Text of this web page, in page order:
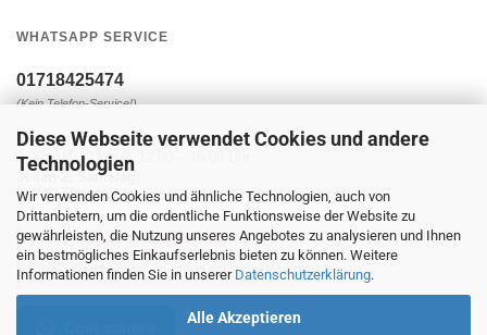
Diese Webseite verwendet Cookies und andere
Technologien
Wir verwenden Cookies und ähnliche Technologien, auch von
Drittanbietern, um die ordentliche Funktionsweise der Website zu
gewährleisten, die Nutzung unseres Angebotes zu analysieren und Ihnen
ein bestmögliches Einkaufserlebnis bieten zu können. Weitere
Informationen finden Sie in unserer Datenschutzerklärung.
Alle Akzeptieren
WHATSAPP SERVICE
01718425474
(Kein Telefon-Service!)
Montag - Freitag:
9:00 – 11:30 Uhr & 12:00 – 15:00 Uhr
Jeden 2. Samstag:
10:00 – 14:00 Uhr
Außer Feiertage und Betriebsferien.
Es werden keine Nachrichten gelesen und
beantwortet.